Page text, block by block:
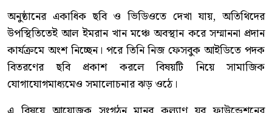
অনুষ্ঠানের একাধিক ছবি ও ভিডিওতে দেখা যায়, অতিথিদের
উপস্থিতিতেই আল ইমরান খান মঞ্চে অবস্থান করে সম্মাননা প্রদান
কার্যক্রমে অংশ নিচ্ছেন। পরে তিনি নিজ ফেসবুক আইডিতে পদক
বিতরণের ছবি প্রকাশ করলে বিষয়টি নিয়ে সামাজিক
যোগাযোগমাধ্যমেও সমালোচনার ঝড় ওঠে।